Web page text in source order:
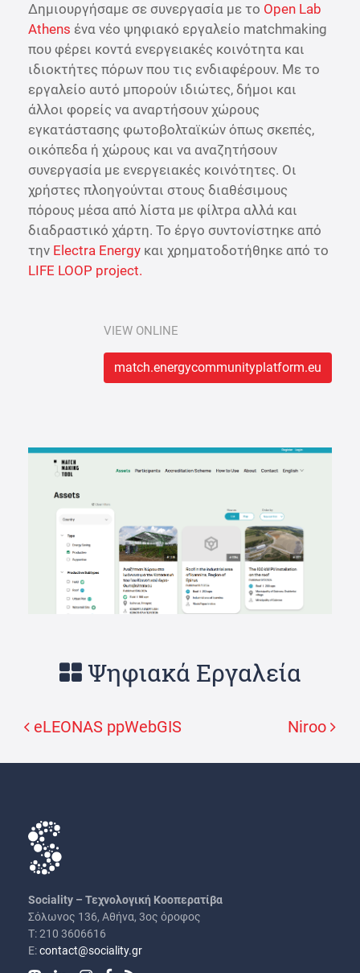
Δημιουργήσαμε σε συνεργασία με το Open Lab
Athens ένα νέο ψηφιακό εργαλείο matchmaking
που φέρει κοντά ενεργειακές κοινότητα και
ιδιοκτήτες πόρων που τις ενδιαφέρουν. Με το
εργαλείο αυτό μπορούν ιδιώτες, δήμοι και
άλλοι φορείς να αναρτήσουν χώρους
εγκατάστασης φωτοβολταϊκών όπως σκεπές,
οικόπεδα ή χώρους και να αναζητήσουν
συνεργασία με ενεργειακές κοινότητες. Οι
χρήστες πλοηγούνται στους διαθέσιμους
πόρους μέσα από λίστα με φίλτρα αλλά και
διαδραστικό χάρτη. Το έργο συντονίστηκε από
την Electra Energy και χρηματοδοτήθηκε από το
LIFE LOOP project.
VIEW ONLINE
match.energycommunityplatform.eu
Ψηφιακά Εργαλεία
eLEONAS ppWebGIS Niroo
Sociality – Τεχνολογική Κοοπερατίβα
Σόλωνος 136, Αθήνα, 3ος όροφος
Τ: 210 3606616
Ε:contact@sociality.gr